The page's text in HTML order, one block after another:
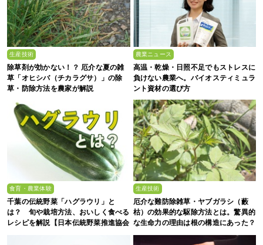
生産技術
除草剤が効かない！？ 厄介な夏の雑
草「オヒシバ（チカラグサ）」の除
草・防除方法を農家が解説
農業ニュース
高温・乾燥・日照不足でもストレスに
負けない農業へ。バイオスティミュラ
ント資材の選び方
食育・農業体験
千葉の伝統野菜「ハグラウリ」と
は？ 旬や栽培方法、おいしく食べる
レシピを解説【日本伝統野菜推進協会
生産技術
厄介な難防除雑草・ヤブガラシ（藪
枯）の効果的な駆除方法とは。驚異的
な生命力の理由は根の構造にあった？